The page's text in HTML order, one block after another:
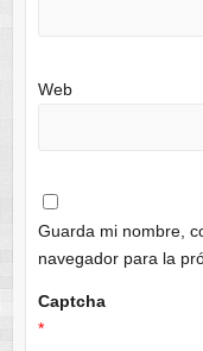
Web
Guarda mi nombre,
navegador para la
Captcha
*